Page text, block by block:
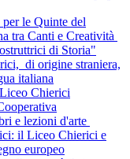
le Quinte del
tra Canti e Creatività
di Storia"
di origine straniera,
italiana
Chierici
e lezioni d'arte
il Liceo Chierici e
europeo